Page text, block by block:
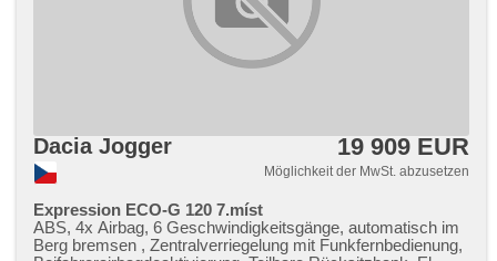
Dacia Jogger 19 909 EUR
Möglichkeit der MwSt. abzusetzen
Expression ECO-G 120 7.míst
ABS, 4x Airbag, 6 Geschwindigkeitsgänge, automatisch im
Berg bremsen , Zentralverriegelung mit Funkfernbedienung,